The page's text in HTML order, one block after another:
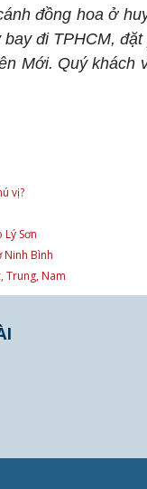
đồng hoa ở
đi TPHCM,
Mới. Quý khách
vị?
Sơn
Ninh Bình
Trung, Nam